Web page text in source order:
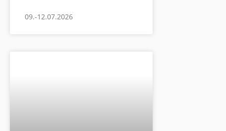
09.-12.07.2026